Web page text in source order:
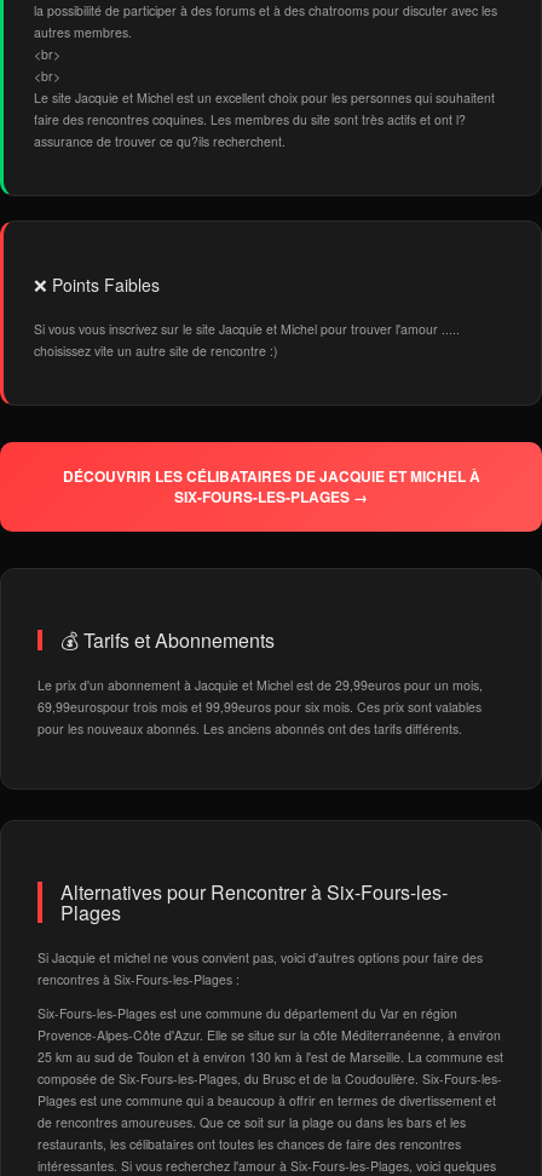
la possibilité de participer à des forums et à des chatrooms pour discuter avec les
autres membres.
<br>
<br>
Le site Jacquie et Michel est un excellent choix pour les personnes qui souhaitent
faire des rencontres coquines. Les membres du site sont très actifs et ont l?
assurance de trouver ce qu?ils recherchent.
❌ Points Faibles
Si vous vous inscrivez sur le site Jacquie et Michel pour trouver l'amour .....
choisissez vite un autre site de rencontre :)
DÉCOUVRIR LES CÉLIBATAIRES DE JACQUIE ET MICHEL À
SIX-FOURS-LES-PLAGES →
💰 Tarifs et Abonnements
Le prix d'un abonnement à Jacquie et Michel est de 29,99euros pour un mois,
69,99eurospour trois mois et 99,99euros pour six mois. Ces prix sont valables
pour les nouveaux abonnés. Les anciens abonnés ont des tarifs différents.
Alternatives pour Rencontrer à Six-Fours-les-
Plages
Si Jacquie et michel ne vous convient pas, voici d'autres options pour faire des
rencontres à Six-Fours-les-Plages :
Six-Fours-les-Plages est une commune du département du Var en région
Provence-Alpes-Côte d'Azur. Elle se situe sur la côte Méditerranéenne, à environ
25 km au sud de Toulon et à environ 130 km à l'est de Marseille. La commune est
composée de Six-Fours-les-Plages, du Brusc et de la Coudoulière. Six-Fours-les-
Plages est une commune qui a beaucoup à offrir en termes de divertissement et
de rencontres amoureuses. Que ce soit sur la plage ou dans les bars et les
restaurants, les célibataires ont toutes les chances de faire des rencontres
intéressantes. Si vous recherchez l'amour à Six-Fours-les-Plages, voici quelques